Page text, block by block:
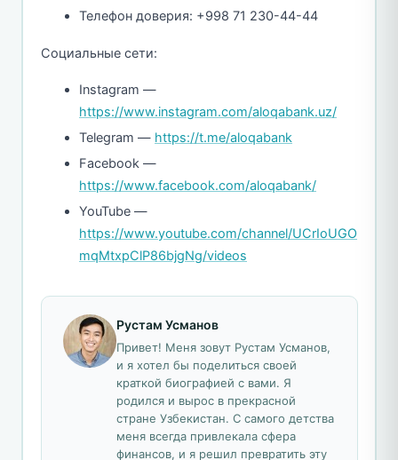
Телефон доверия: +998 71 230-44-44
Социальные сети:
Instagram —
https://www.instagram.com/aloqabank.uz/
Telegram — https://t.me/aloqabank
Facebook —
https://www.facebook.com/aloqabank/
YouTube —
https://www.youtube.com/channel/UCrIoUGO
mqMtxpClP86bjgNg/videos
Рустам Усманов
Привет! Меня зовут Рустам Усманов,
и я хотел бы поделиться своей
краткой биографией с вами. Я
родился и вырос в прекрасной
стране Узбекистан. С самого детства
меня всегда привлекала сфера
финансов, и я решил превратить эту